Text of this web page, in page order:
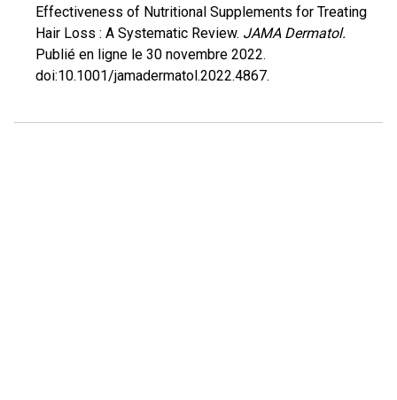
Effectiveness of Nutritional Supplements for Treating
Hair Loss : A Systematic Review. JAMA Dermatol.
Publié en ligne le 30 novembre 2022.
doi:10.1001/jamadermatol.2022.4867.